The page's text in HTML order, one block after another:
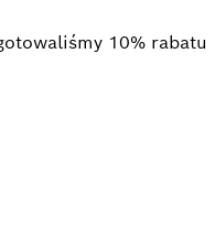
10% rabatu